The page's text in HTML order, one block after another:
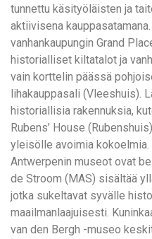
tunnettu käsityöläisten ja
aktiivisena
vanhankaupungin Grand
historialliset kiltatalot ja
vain korttelin päässä
lihakauppasali (Vleeshuis).
historiallisia rakennuksia,
Rubens’ House
yleisölle avoimia kokoelmia.
Antwerpenin museot ovat
de Stroom (MAS) sisältää
jotka sukeltavat syvälle
maailmanlaajuisesti.
van den Bergh -museo